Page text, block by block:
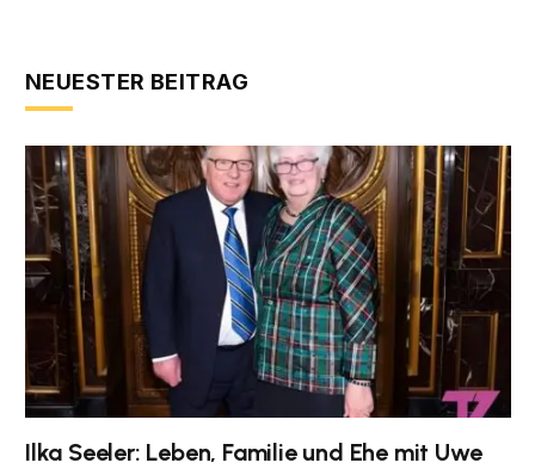
NEUESTER BEITRAG
Ilka Seeler: Leben, Familie und Ehe mit Uwe